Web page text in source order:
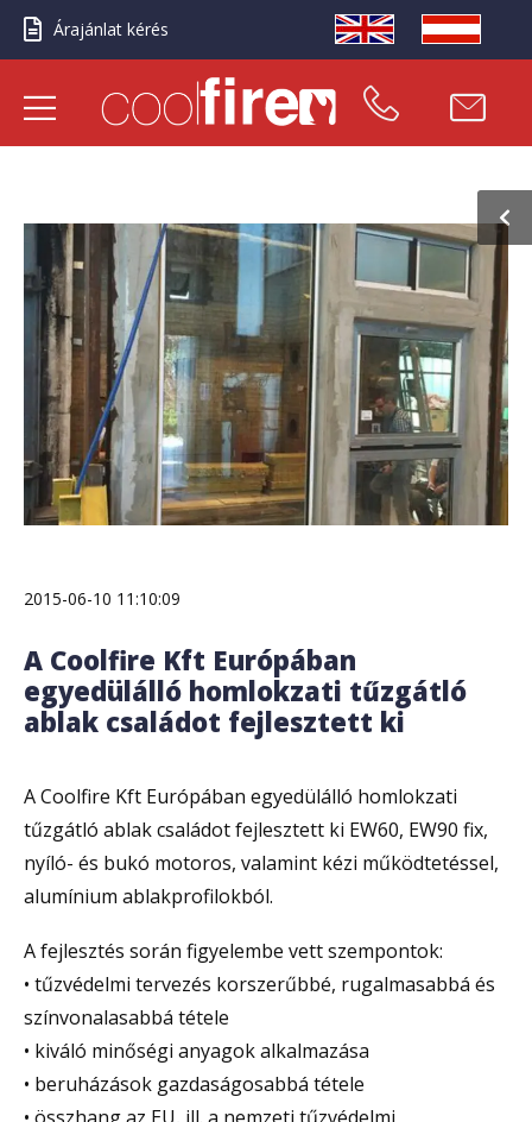
Árajánlat kérés
2015-06-10 11:10:09
A Coolfire Kft Európában
egyedülálló homlokzati tűzgátló
ablak családot fejlesztett ki
A Coolfire Kft Európában egyedülálló homlokzati
tűzgátló ablak családot fejlesztett ki EW60, EW90 fix,
nyíló- és bukó motoros, valamint kézi működtetéssel,
alumínium ablakprofilokból.
A fejlesztés során figyelembe vett szempontok:
• tűzvédelmi tervezés korszerűbbé, rugalmasabbá és
színvonalasabbá tétele
• kiváló minőségi anyagok alkalmazása
• beruházások gazdaságosabbá tétele